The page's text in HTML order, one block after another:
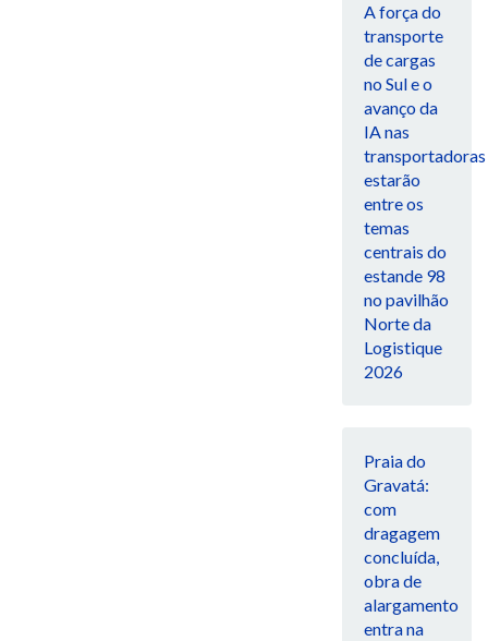
A força do
transporte
de cargas
no Sul e o
avanço da
IA nas
transportadoras
estarão
entre os
temas
centrais do
estande 98
no pavilhão
Norte da
Logistique
2026
Praia do
Gravatá:
com
dragagem
concluída,
obra de
alargamento
entra na